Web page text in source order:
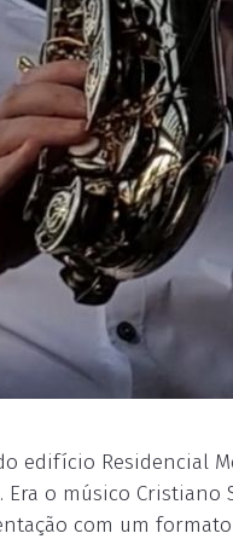
edifício Residencial
o músico Cristiano
com um